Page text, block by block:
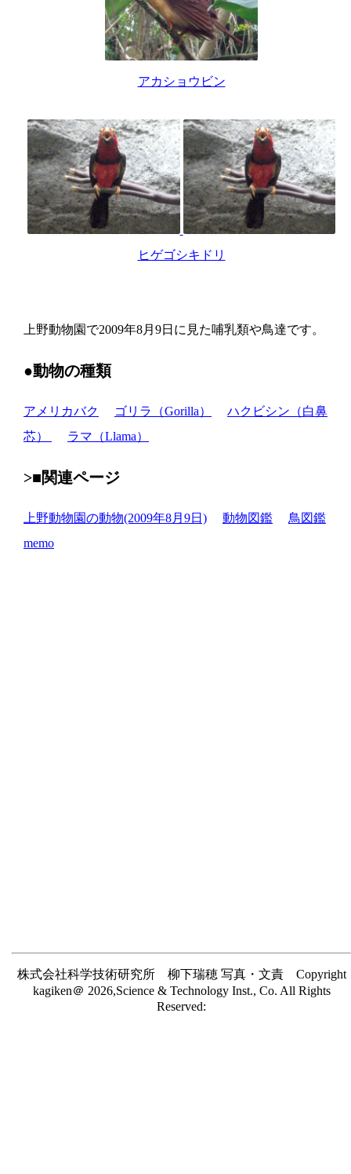
アカショウビン
ヒゲゴシキドリ
上野動物園で2009年8月9日に見た哺乳類や鳥達です。
●動物の種類
アメリカバク ゴリラ（Gorilla）
ハクビシン（白鼻
芯）
ラマ（Llama）
>■関連ページ
上野動物園の動物(2009年8月9日) 動物図鑑
鳥図鑑
memo